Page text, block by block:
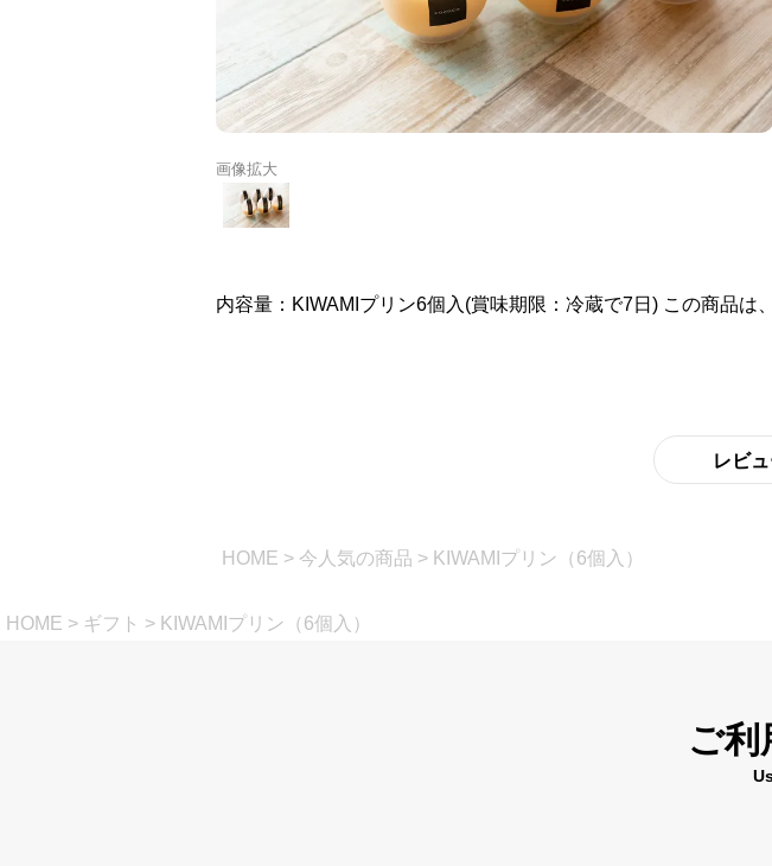
画像拡大
内容量：KIWAMIプリン6個入(賞味期限：冷蔵で7日) この商品は
レビ
HOME 今人気の商品 KIWAMIプリン（6個入）
HOME ギフト KIWAMIプリン（6個入）
ご利